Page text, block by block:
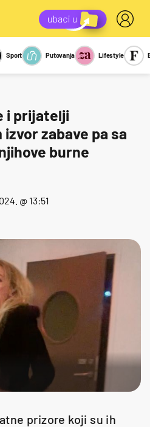
Kviz
Report
Sport Putovanja Lifestyle
i prijatelji
zabave pa sa
burne
@ 13:51
prizore koji su ih